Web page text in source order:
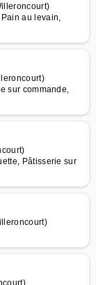
au levain,
sur commande,
Pâtisserie sur